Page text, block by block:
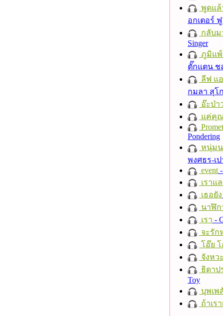
พูดแล้
อกเตอร์
กลับม
Singer
ภูมิแพ้
ตั๊กแตน ช
ลีฟ แอ
กมลา สุโ
อ๊ะป่า
แค่คุ
Pondering
หนุ่มน
พงศธร-เ
event
เราแ
เธอยัง
นาฬิก
เรา -
จะรัก
โอ๊ย
จังหว
ธิดาป
Toy
บุพเพ
ถ้าเร